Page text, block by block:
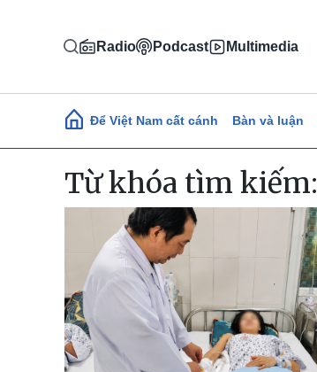
Radio Podcast Multimedia
Main navigation
Để Việt Nam cất cánh Bàn và luận
Từ khóa tìm kiếm: